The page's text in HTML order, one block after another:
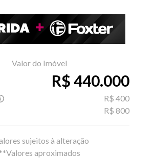
Valor do Imóvel
R$ 440.000
R$ 400
R$ 800
sujeitos à alteração
**Valores aproximados